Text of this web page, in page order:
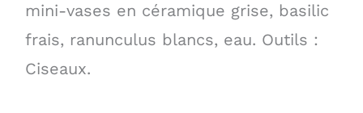
mini-vases en céramique grise, basilic
frais, ranunculus blancs, eau. Outils :
Ciseaux.